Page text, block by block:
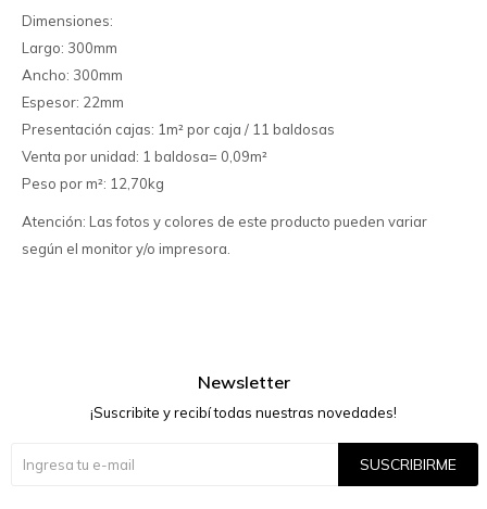
Dimensiones:
Largo: 300mm
Ancho: 300mm
Espesor: 22mm
Presentación cajas: 1m² por caja / 11 baldosas
Venta por unidad: 1 baldosa= 0,09m²
Peso por m²: 12,70kg
Atención: Las fotos y colores de este producto pueden variar
según el monitor y/o impresora.
Newsletter
¡Suscribite y recibí todas nuestras novedades!
SUSCRIBIRME